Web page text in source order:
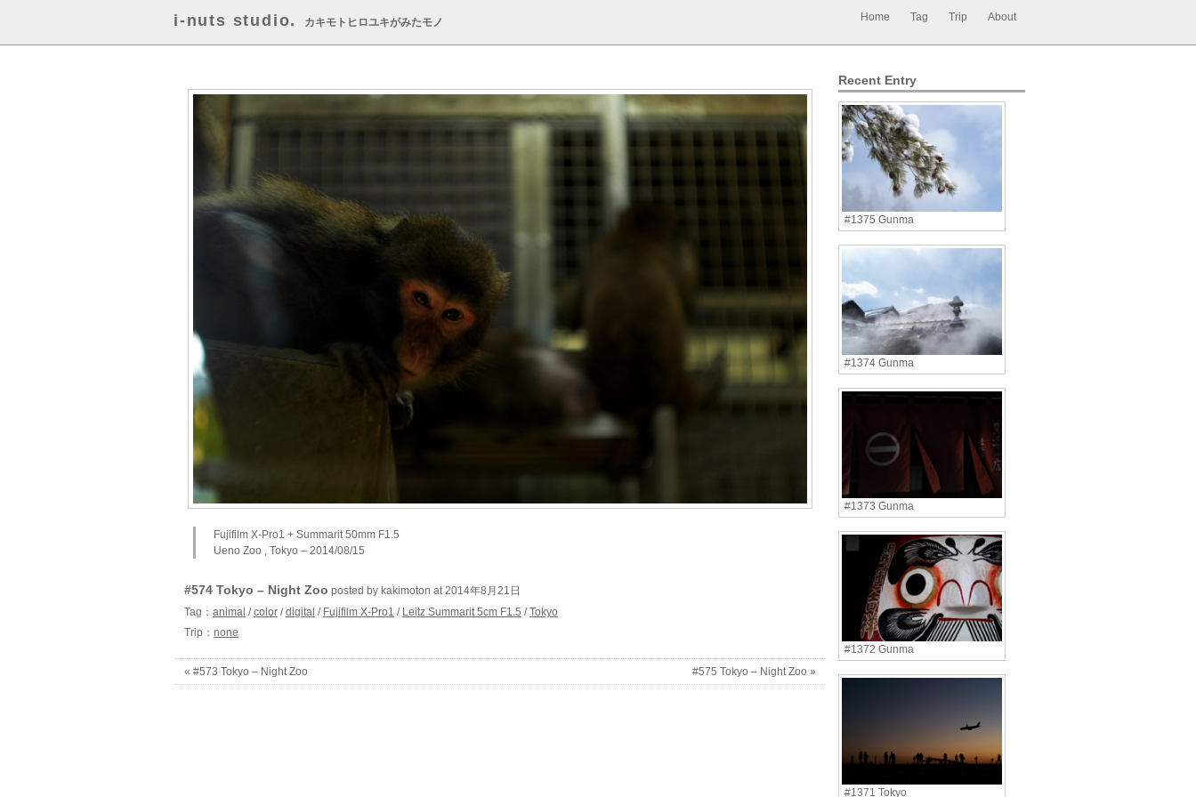
i-nuts studio. カキモトヒロユキがみたモノ Home Tag Trip About
Fujifilm X-Pro1 + Summarit 50mm F1.5
Ueno Zoo , Tokyo – 2014/08/15
#574 Tokyo – Night Zoo posted by kakimoton at 2014年8月21日
Tag： animal /color /digital / Fujifilm X-Pro1 / Leitz Summarit 5cm F1.5 /Tokyo
Trip： none
« #573 Tokyo – Night Zoo #575 Tokyo – Night Zoo »
Recent Entry
#1375 Gunma
#1374 Gunma
#1373 Gunma
#1372 Gunma
#1371 Tokyo